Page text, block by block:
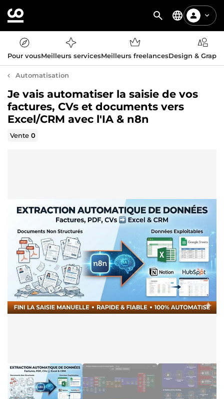
Pour vousMeilleurs servicesMeilleurs freelancesDesign &
Automatisation
Je vais automatiser la saisie de vos
factures, CVs et documents vers
Excel/CRM avec l'IA & n8n
Vente0